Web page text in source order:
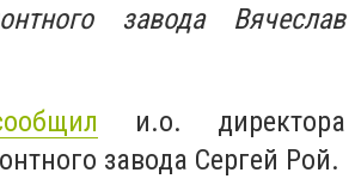
завода Вячеслав
и.о. директора
завода Сергей Рой.